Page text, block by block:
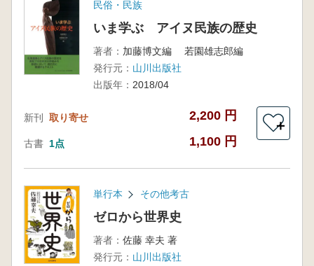
民俗・民族
いま学ぶ アイヌ民族の歴史
著者： 加藤博文編 若園雄志郎編
発行元： 山川出版社
出版年： 2018/04
新刊 取り寄せ 2,200 円
古書 1点 1,100 円
＋
単行本 その他考古
ゼロから世界史
著者： 佐藤 幸夫 著
発行元： 山川出版社